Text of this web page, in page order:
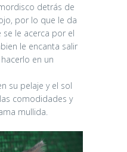
detrás de
por lo que le da
se le acerca por el
le encanta salir
en un
su pelaje y el sol
comodidades y
mullida.